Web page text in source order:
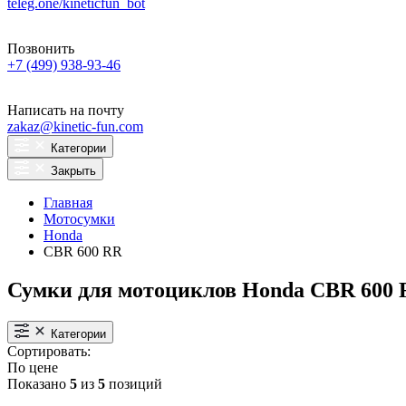
teleg.one/kineticfun_bot
Позвонить
+7 (499) 938-93-46
Написать на почту
zakaz@kinetic-fun.com
Категории
Закрыть
Главная
Мотосумки
Honda
CBR 600 RR
Сумки для мотоциклов Honda CBR 600
Категории
Сортировать:
По цене
Показано 5 из 5 позиций